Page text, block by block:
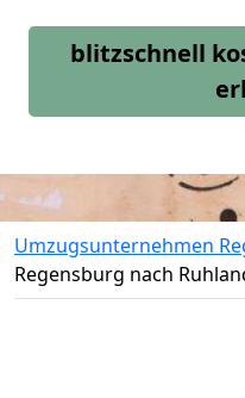
blitzschnell
Umzugsunternehmen
Regensburg nach